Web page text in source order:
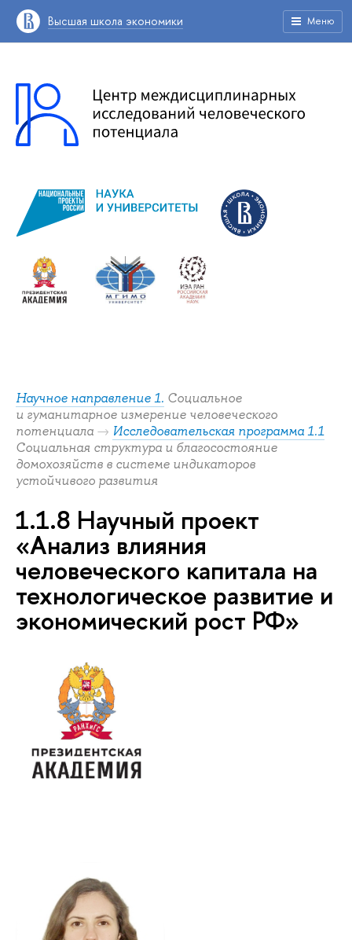
Высшая школа экономики Меню
Научное направление 1. Социальное
и гуманитарное измерение человеческого
потенциала → Исследовательская программа 1.1
Социальная структура и благосостояние
домохозяйств в системе индикаторов
устойчивого развития
1.1.8 Научный проект
«Анализ влияния
человеческого капитала на
технологическое развитие и
экономический рост РФ»